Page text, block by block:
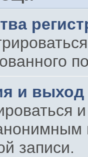
и выход
записи.